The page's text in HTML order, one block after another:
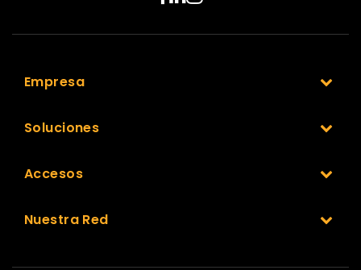
Empresa
Soluciones
Accesos
Nuestra Red